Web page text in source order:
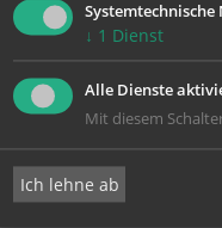
↓ 1 Dienst
Alle Dienste
Mit diesem
Ich lehne ab